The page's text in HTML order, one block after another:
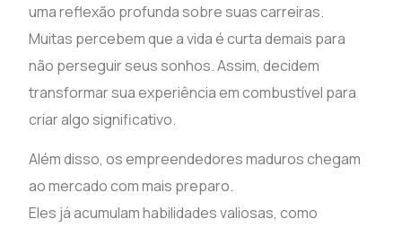
uma reflexão profunda sobre suas carreiras.
Muitas percebem que a vida é curta demais para
não perseguir seus sonhos. Assim, decidem
transformar sua experiência em combustível para
criar algo significativo.
Além disso, os empreendedores maduros chegam
ao mercado com mais preparo.
Eles já acumulam habilidades valiosas, como